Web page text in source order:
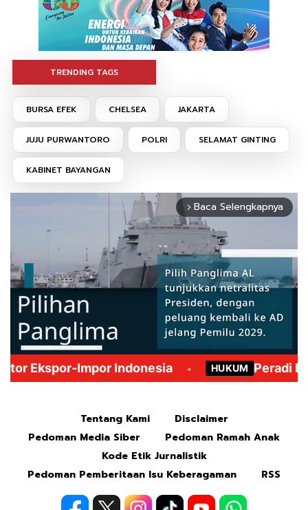
TRENDING TAGS
BURSA EFEK CHELSEA JAKARTA
JUJU PURWANTORO POLRI SELAMAT GINTING
KABINET BAYANGAN
arrow_forward_ios Baca Selengkapnya
Tentang Kami
Disclaimer
Pedoman Media Siber
Pedoman Ramah Anak
Kode Etik Jurnalistik
Pedoman Pemberitaan Isu Keberagaman
RSS